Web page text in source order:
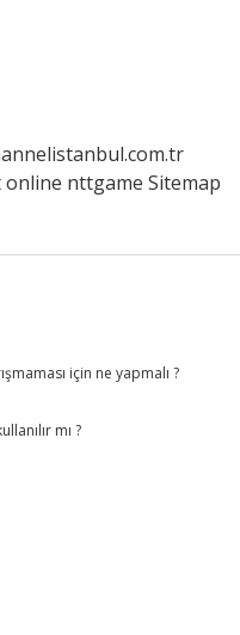
nttgame Sitemap
için ne yapmalı ?
mı ?